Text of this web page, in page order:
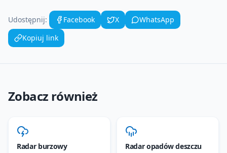
Udostępnij: Facebook X
WhatsApp
Kopiuj link
Zobacz również
Radar burzowy Radar opadów deszczu